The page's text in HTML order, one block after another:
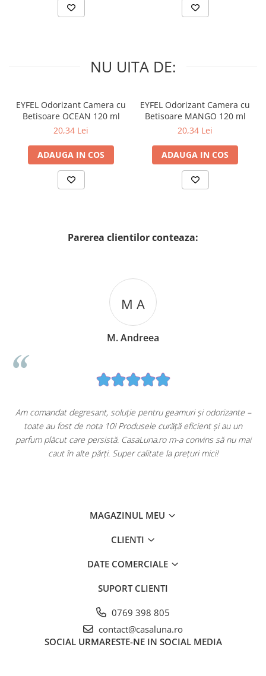
NU UITA DE:
EYFEL Odorizant Camera cu
Betisoare OCEAN 120 ml
20,34 Lei
ADAUGA IN COS
EYFEL Odorizant Camera cu
Betisoare MANGO 120 ml
20,34 Lei
ADAUGA IN COS
Parerea clientilor conteaza:
M A
M. Andreea
Am comandat degresant, soluție pentru geamuri și odorizante –
toate au fost de nota 10! Produsele curăță eficient și au un
parfum plăcut care persistă. CasaLuna.ro m-a convins să nu mai
caut în alte părți. Super calitate la prețuri mici!
MAGAZINUL MEU
CLIENTI
DATE COMERCIALE
SUPORT CLIENTI
0769 398 805
contact@casaluna.ro
SOCIAL URMARESTE-NE IN SOCIAL MEDIA